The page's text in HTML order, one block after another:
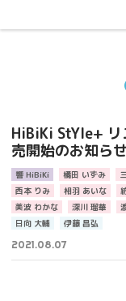
HiBiKi StYle+ リ
売開始のお知らせ
響 HiBiKi 橘田 いずみ
西本 りみ
相羽 あいな
美波 わかな
深川 瑠華
日向 大輔
伊藤 昌弘
2021.08.07